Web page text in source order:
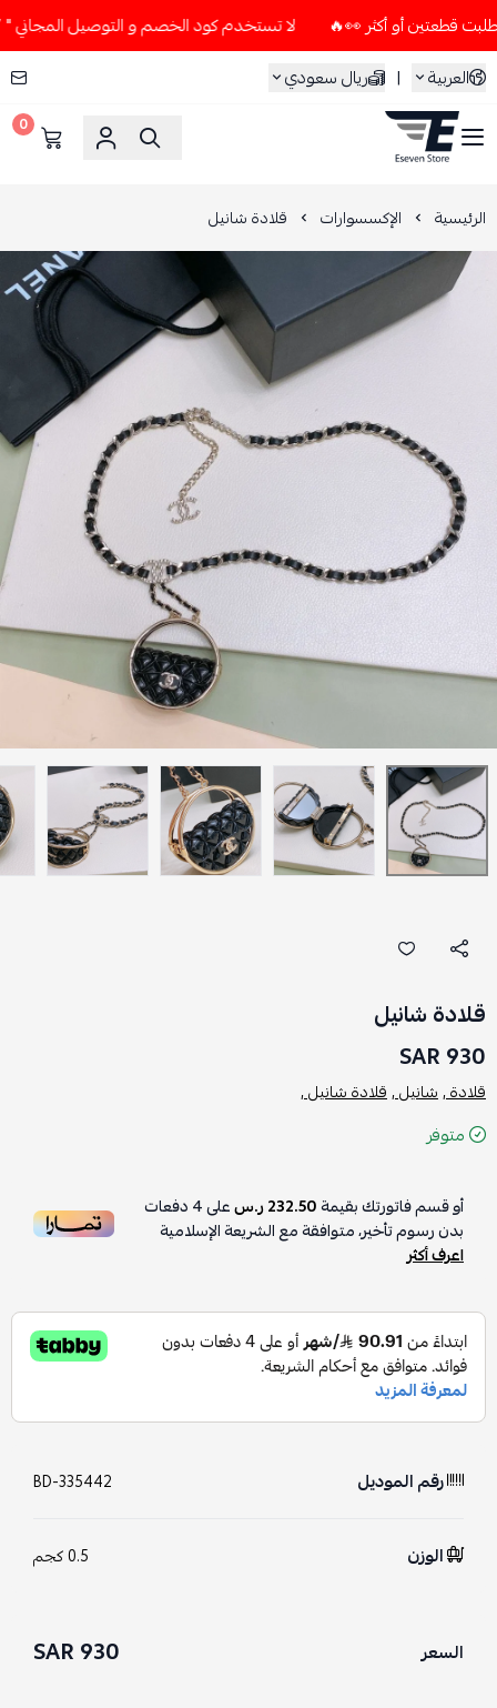
لا تستخدم كود الخصم و التوصيل المجاني " N7 " إلا إذا طلبت قطعتين أو أكثر 👀🔥
العربية
| ريال سعودي
ESEVEN STORE
0
الرئيسية الإكسسوارات قلادة شانيل
قلادة شانيل
930 SAR
قلادة ,شانيل ,قلادة شانيل ,
متوفر
أو قسم فاتورتك بقيمة232.50 ر.س على4دفعات
بدون رسوم تأخير، متوافقة مع الشريعة الإسلامية
اعرف أكثر
رقم الموديل BD-335442
الوزن 0.5 كجم
السعر 930 SAR